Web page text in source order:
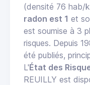
(densité 76 hab/
radon est 1 et
est soumise à 3
risques. Depuis
été publiés,
L'État des
REUILLY est